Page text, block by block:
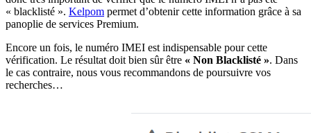
« blacklisté ». Kelpom permet d’obtenir cette information grâce à sa
panoplie de services Premium.
Encore un fois, le numéro IMEI est indispensable pour cette
vérification. Le résultat doit bien sûr être « Non Blacklisté ». Dans
le cas contraire, nous vous recommandons de poursuivre vos
recherches…